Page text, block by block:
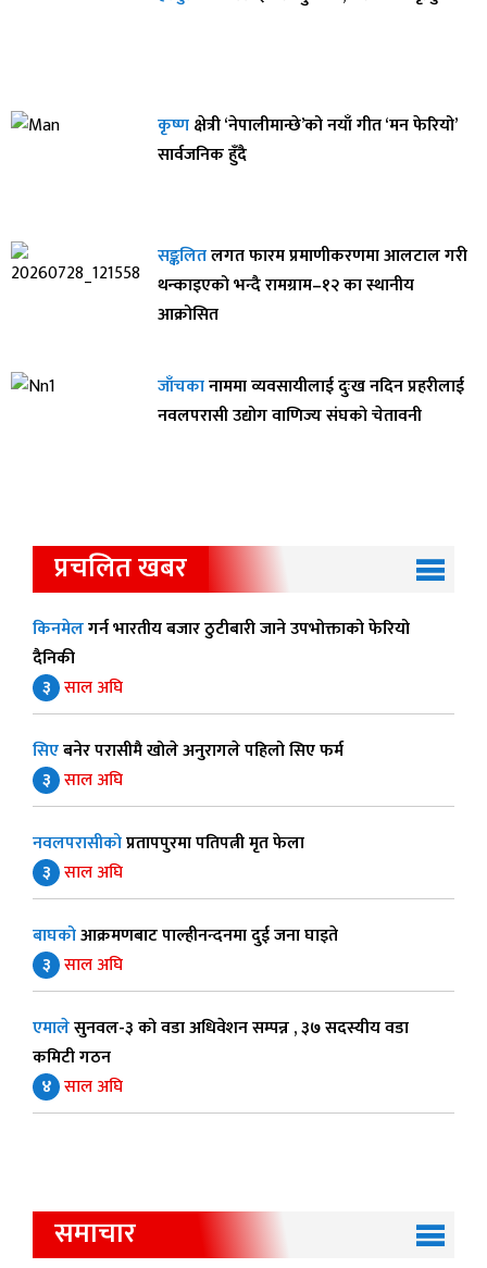
कृष्णक्षेत्री ‘नेपालीमान्छे’को नयाँ गीत ‘मन फेरियो’
सार्वजनिक हुँदै
सङ्कलितलगत फारम प्रमाणीकरणमा आलटाल गरी
थन्काइएको भन्दै रामग्राम–१२ का स्थानीय
आक्रोसित
जाँचकानाममा व्यवसायीलाई दुःख नदिन प्रहरीलाई
नवलपरासी उद्योग वाणिज्य संघको चेतावनी
प्रचलित खबर
किनमेलगर्न भारतीय बजार ठुटीबारी जाने उपभोक्ताको फेरियो
दैनिकी
३ साल अघि
सिएबनेर परासीमै खोले अनुरागले पहिलो सिए फर्म
३ साल अघि
नवलपरासीकोप्रतापपुरमा पतिपत्नी मृत फेला
३ साल अघि
बाघकोआक्रमणबाट पाल्हीनन्दनमा दुई जना घाइते
३ साल अघि
एमालेसुनवल-३ को वडा अधिवेशन सम्पन्न , ३७ सदस्यीय वडा
कमिटी गठन
४ साल अघि
समाचार